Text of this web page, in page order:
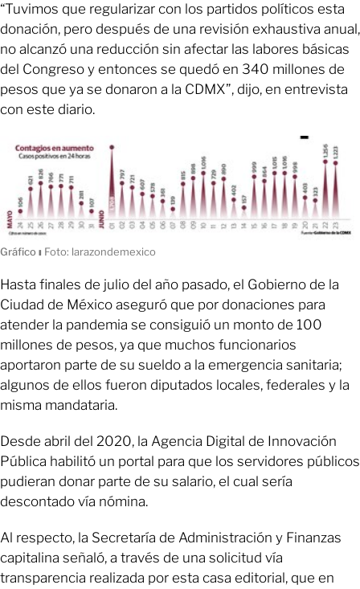
“Tuvimos que regularizar con los partidos políticos esta
donación, pero después de una revisión exhaustiva anual,
no alcanzó una reducción sin afectar las labores básicas
del Congreso y entonces se quedó en 340 millones de
pesos que ya se donaron a la CDMX”, dijo, en entrevista
con este diario.
Gráficoı Foto: larazondemexico
Hasta finales de julio del año pasado, el Gobierno de la
Ciudad de México aseguró que por donaciones para
atender la pandemia se consiguió un monto de 100
millones de pesos, ya que muchos funcionarios
aportaron parte de su sueldo a la emergencia sanitaria;
algunos de ellos fueron diputados locales, federales y la
misma mandataria.
Desde abril del 2020, la Agencia Digital de Innovación
Pública habilitó un portal para que los servidores públicos
pudieran donar parte de su salario, el cual sería
descontado vía nómina.
Al respecto, la Secretaría de Administración y Finanzas
capitalina señaló, a través de una solicitud vía
transparencia realizada por esta casa editorial, que en